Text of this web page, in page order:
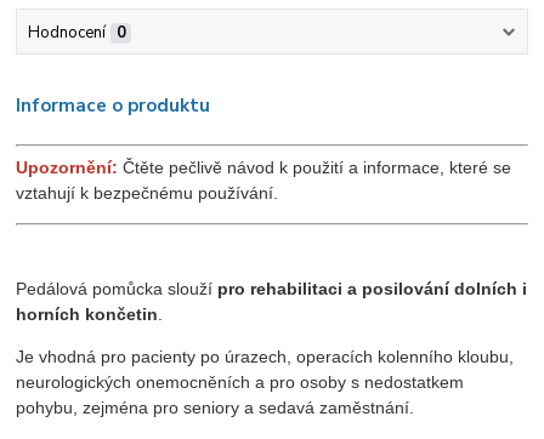
Hodnocení 0
Informace o produktu
Upozornění: Čtěte pečlivě návod k použití a informace, které se
vztahují k bezpečnému používání.
Pedálová pomůcka slouží pro rehabilitaci a posilování dolních i
horních končetin
Je vhodná pro pacienty po úrazech, operacích kolenního kloubu,
neurologických onemocněních a pro osoby s nedostatkem
pohybu, zejména pro seniory a sedavá zaměstnání.